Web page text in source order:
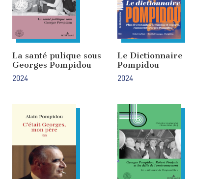
La santé pulique sous
Georges Pompidou
2024
Le Dictionnaire
Pompidou
2024